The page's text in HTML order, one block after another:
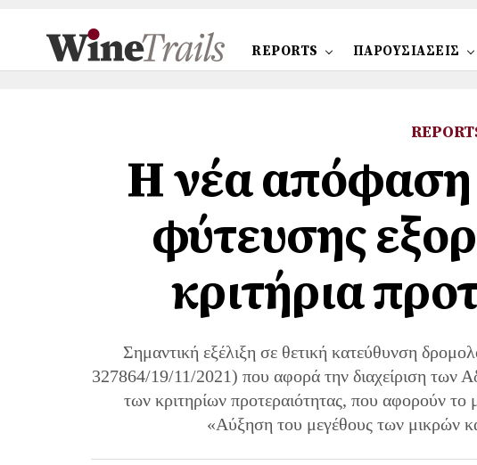
REPORTS ΠΑΡΟΥΣΙΑΣΕΙΣ
Η νέα απόφαση
φύτευσης
κριτήρια
Σημαντική εξέλιξη σε θετική κατεύθυνση
327864/19/11/2021) που αφορά την διαχείριση των
των κριτηρίων προτεραιότητας, που αφορούν
«Αύξηση του μεγέθους των μικρών